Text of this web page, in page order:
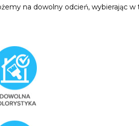
na dowolny odcień, wybierając